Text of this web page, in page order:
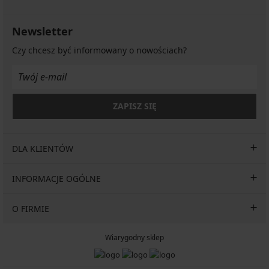
Newsletter
Czy chcesz być informowany o nowościach?
ZAPISZ SIĘ
DLA KLIENTÓW
INFORMACJE OGÓLNE
O FIRMIE
Wiarygodny sklep